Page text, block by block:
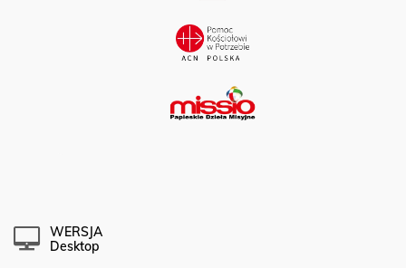
WERSJA
Desktop